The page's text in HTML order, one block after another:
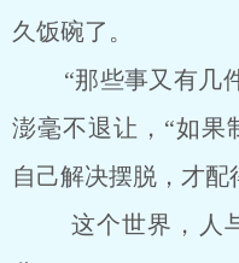
久饭碗了。
“那些事又有几件
澎毫不退让，“如果
自己解决摆脱，才配
这个世界，人与